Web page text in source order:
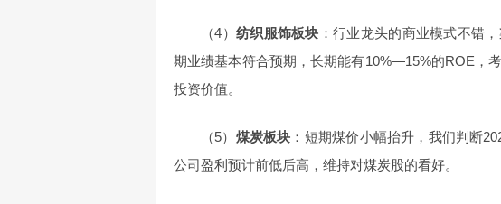
（4） 纺织服饰板块 ：行业龙头的商业模式不错
期业绩基本符合预期，长期能有10%—15%的ROE，
投资价值。
（5） 煤炭板块 ：短期煤价小幅抬升，我们判断
公司盈利预计前低后高，维持对煤炭股的看好。